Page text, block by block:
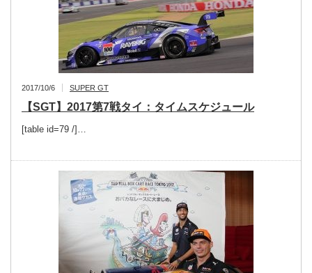
2017/10/6 SUPER GT
【SGT】2017第7戦タイ：タイムスケジュール
[table id=79 /]…